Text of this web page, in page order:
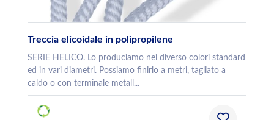
Treccia elicoidale in polipropilene
SERIE HELICO. Lo produciamo nei diverso colori standard
ed in vari diametri. Possiamo finirlo a metri, tagliato a
caldo o con terminale metall...